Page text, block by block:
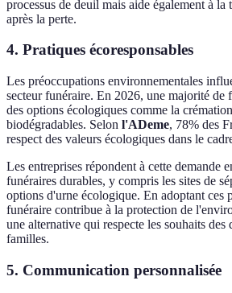
processus de deuil mais aide également à
après la perte.
4. Pratiques écoresponsables
Les préoccupations environnementales
secteur funéraire. En 2026, une majorité de
des options écologiques comme la
biodégradables. Selon l'ADeme, 78% des
respect des valeurs écologiques dans le
Les entreprises répondent à cette demande
funéraires durables, y compris les sites de
options d'urne écologique. En adoptant ces
funéraire contribue à la protection de
une alternative qui respecte les souhaits des
familles.
5. Communication personnalisée